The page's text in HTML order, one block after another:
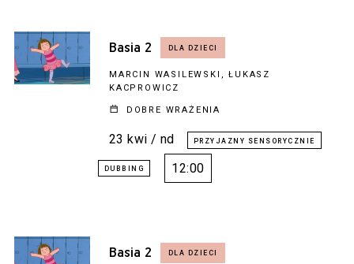
Basia 2
MARCIN WASILEWSKI, ŁUKASZ
KACPROWICZ
DOBRE WRAŻENIA
23 kwi / nd
12:00
Basia 2